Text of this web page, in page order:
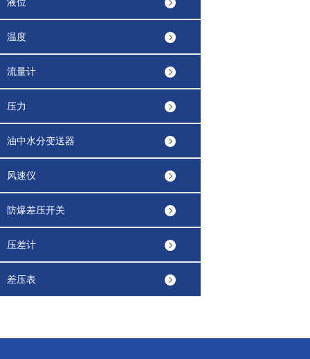
温度
流量计
压力
油中水分变送器
风速仪
防爆差压开关
压差计
差压表